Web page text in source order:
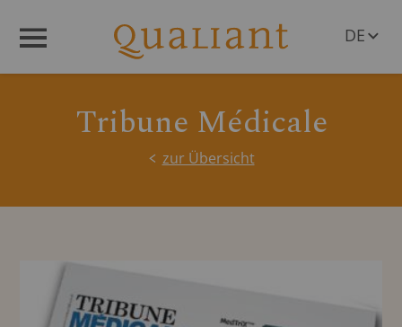
DE
Tribune Médicale
zur Übersicht